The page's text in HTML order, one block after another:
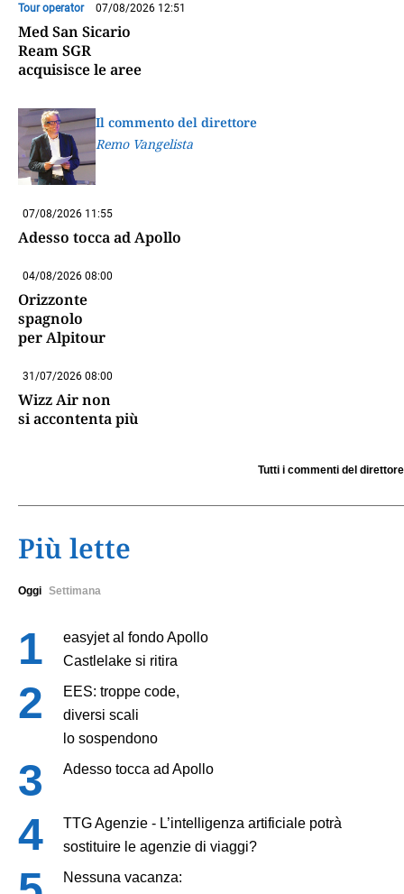
Tour operator 07/08/2026 12:51
Med San Sicario
Ream SGR
acquisisce le aree
Il commento del direttore
Remo Vangelista
07/08/2026 11:55
Adesso tocca ad Apollo
04/08/2026 08:00
Orizzonte
spagnolo
per Alpitour
31/07/2026 08:00
Wizz Air non
si accontenta più
Tutti i commenti del direttore
Più lette
Oggi Settimana
easyjet al fondo Apollo
Castlelake si ritira
EES: troppe code,
diversi scali
lo sospendono
Adesso tocca ad Apollo
TTG Agenzie - L’intelligenza artificiale potrà
sostituire le agenzie di viaggi?
Nessuna vacanza: